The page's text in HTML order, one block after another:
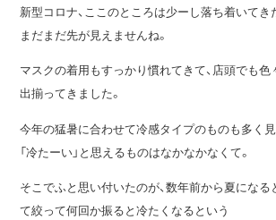
新型コロナ、ここのところは少ーし落ち着いてき
まだまだ先が見えませんね。
マスクの着用もすっかり慣れてきて、店頭でも
出揃ってきました。
今年の猛暑に合わせて冷感タイプのものも多く
「冷たーい」と思えるものはなかなかなくて。
そこでふと思い付いたのが、数年前から夏になる
て絞って何回か振ると冷たくなるという